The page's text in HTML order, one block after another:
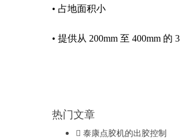
• 占地面积小
• 提供从 200mm 至 400mm 的 3
热门文章
泰康点胶机的出胶控制